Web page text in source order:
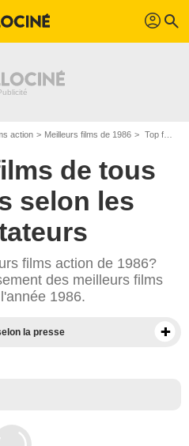
profil search
action Meilleurs films de 1986 Top films action de 1986
de tous
selon les
films action de 1986?
des meilleurs films
1986.
la presse